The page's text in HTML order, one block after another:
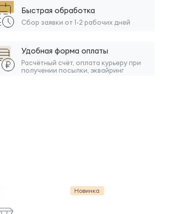
Быстрая обработка
Сбор заявки от 1-2 рабочих дней
Удобная форма оплаты
Расчётный счёт, оплата курьеру при
получении посылки, эквайринг
Новинка